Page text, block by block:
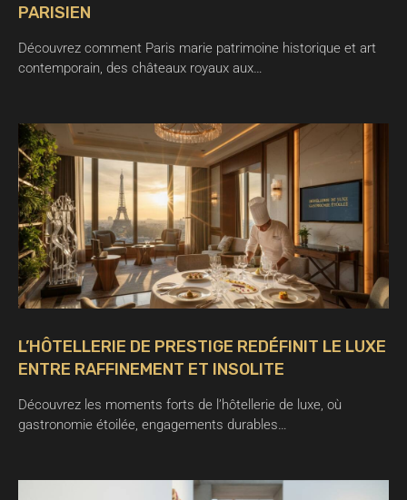
PARISIEN
Découvrez comment Paris marie patrimoine historique et art
contemporain, des châteaux royaux aux…
L’HÔTELLERIE DE PRESTIGE REDÉFINIT LE LUXE
ENTRE RAFFINEMENT ET INSOLITE
Découvrez les moments forts de l’hôtellerie de luxe, où
gastronomie étoilée, engagements durables…